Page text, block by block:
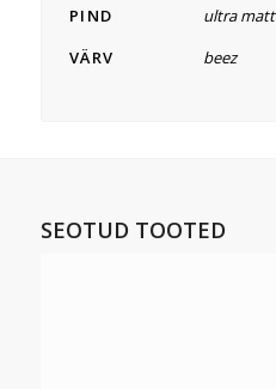
PIND
ultra matt
VÄRV
beez
SEOTUD TOOTED